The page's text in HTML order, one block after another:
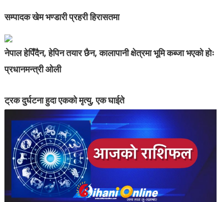
सम्पादक खेम भण्डारी प्रहरी हिरासतमा
नेपाल हेपिँदैन, हेपिन तयार छैन, कालापानी क्षेत्रमा भूमि कब्जा भएको होः
प्रधानमन्त्री ओली
ट्रक दुर्घटना हुदा एकको मृत्यु, एक घाईते